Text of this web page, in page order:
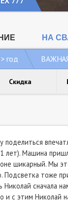
НА
год
Скидка
поделиться
лет). Машина
шикарный. Мы
Подсветка тоже
сначала
и с этим Николай